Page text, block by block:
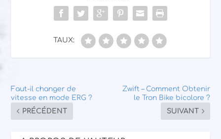
TAUX:
Faut-il changer de
vitesse en mode ERG ?
PRÉCÉDENT
Zwift – Comment Obtenir
le Tron Bike bicolore ?
SUIVANT